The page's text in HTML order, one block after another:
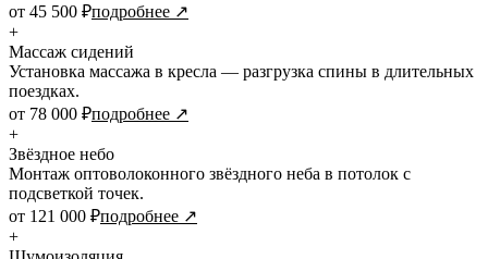
от 45 500 ₽подробнее ↗
+
Массаж сидений
Установка массажа в кресла — разгрузка спины в длительных
поездках.
от 78 000 ₽подробнее ↗
+
Звёздное небо
Монтаж оптоволоконного звёздного неба в потолок с
подсветкой точек.
от 121 000 ₽подробнее ↗
+